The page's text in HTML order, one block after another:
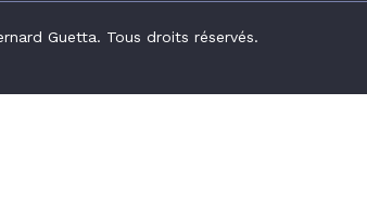
Guetta. Tous droits réservés.